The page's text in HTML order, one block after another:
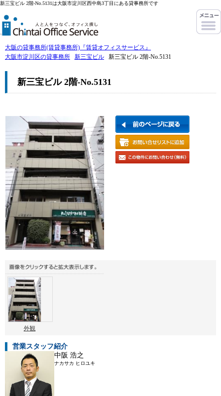
新三宝ビル 2階-No.5131は大阪市淀川区西中島3丁目にある貸事務所です
大阪の貸事務所(賃貸事務所)『賃貸オフィスサービス』
大阪市淀川区の貸事務所
新三宝ビル 新三宝ビル 2階-No.5131
新三宝ビル 2階-No.5131
外観
営業スタッフ紹介
中阪 浩之
ナカサカ ヒロユキ